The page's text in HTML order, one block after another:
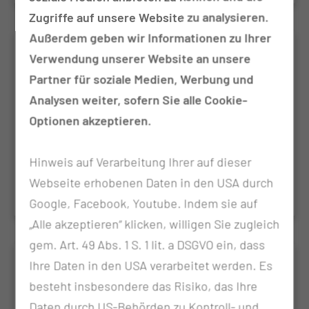
GMMG-HD7 Eudra-CT: 2017-004768-
37 Phase III
Randomisierte Phase III-Studie für Patienten mit
neu diagnostiziertem Multiplem Myelom zur
Lenalidomid/Bortezomib/Dexamethason (RVd)
sowie einer Erhaltungstherapie mit Lenalidomid
OSHO-Myelomregister
Working Party Multiples Myelom OSHO-
Zugriffe auf unsere Website zu analysieren.
Außerdem geben wir Informationen zu Ihrer
Verwendung unserer Website an unsere
Partner für soziale Medien, Werbung und
Analysen weiter, sofern Sie alle Cookie-
Optionen akzeptieren.
Hinweis auf Verarbeitung Ihrer auf dieser
Webseite erhobenen Daten in den USA durch
Google, Facebook, Youtube. Indem sie auf
„Alle akzeptieren“ klicken, willigen Sie zugleich
gem. Art. 49 Abs. 1 S. 1 lit. a DSGVO ein, dass
Ihre Daten in den USA verarbeitet werden. Es
besteht insbesondere das Risiko, das Ihre